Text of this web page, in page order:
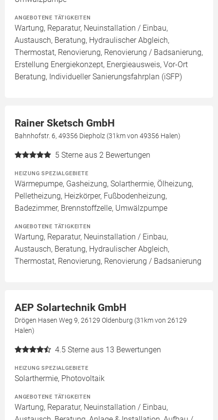
ANGEBOTENE TÄTIGKEITEN
Wartung, Reparatur, Neuinstallation / Einbau,
Austausch, Beratung, Hydraulischer Abgleich,
Thermostat, Renovierung, Renovierung / Badsanierung,
Erstellung Energiekonzept, Energieausweis, Vor-Ort
Beratung, Individueller Sanierungsfahrplan (iSFP)
Rainer Sketsch GmbH
Bahnhofstr. 6, 49356 Diepholz (31km von 49356 Halen)
5 Sterne aus 2 Bewertungen
HEIZUNG SPEZIALGEBIETE
Wärmepumpe, Gasheizung, Solarthermie, Ölheizung,
Pelletheizung, Heizkörper, Fußbodenheizung,
Badezimmer, Brennstoffzelle, Umwälzpumpe
ANGEBOTENE TÄTIGKEITEN
Wartung, Reparatur, Neuinstallation / Einbau,
Austausch, Beratung, Hydraulischer Abgleich,
Thermostat, Renovierung, Renovierung / Badsanierung
AEP Solartechnik GmbH
Drögen Hasen Weg 9, 26129 Oldenburg (31km von 26129
Halen)
4.5 Sterne aus 13 Bewertungen
HEIZUNG SPEZIALGEBIETE
Solarthermie, Photovoltaik
ANGEBOTENE TÄTIGKEITEN
Wartung, Reparatur, Neuinstallation / Einbau,